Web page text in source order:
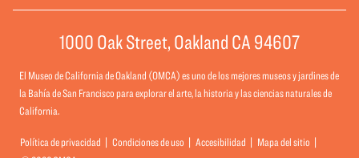
1000 Oak Street, Oakland CA 94607
El Museo de California de Oakland (OMCA) es uno de los mejores museos y jardines de
la Bahía de San Francisco para explorar el arte, la historia y las ciencias naturales de
California.
Política de privacidad Condiciones de uso Accesibilidad
Mapa del sitio